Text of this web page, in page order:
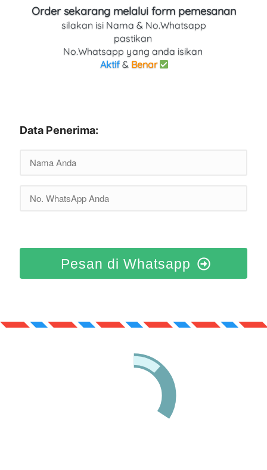
Order sekarang melalui form pemesanan
silakan isi Nama & No.Whatsapp
pastikan
No.Whatsapp yang anda isikan
Aktif & Benar
Data Penerima:
Pesan di Whatsapp